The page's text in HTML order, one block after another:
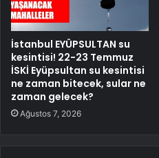
İstanbul EYÜPSULTAN su
kesintisi! 22-23 Temmuz
İSKİ Eyüpsultan su kesintisi
ne zaman bitecek, sular ne
zaman gelecek?
Ağustos 7, 2026